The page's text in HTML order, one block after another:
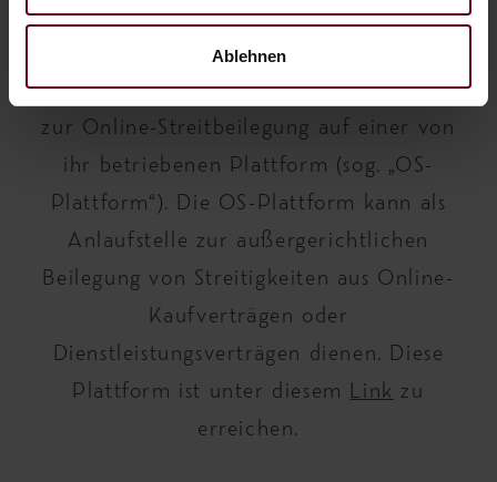
Ablehnen
Informationen zur Online-Streitbeilegung
gemäß Art. 14. Abs. 1 ODR-VO:
Die EU-Kommission bietet die Möglichkeit
zur Online-Streitbeilegung auf einer von
ihr betriebenen Plattform (sog. „OS-
Plattform“). Die OS-Plattform kann als
Anlaufstelle zur außergerichtlichen
Beilegung von Streitigkeiten aus Online-
Kaufverträgen oder
Dienstleistungsverträgen dienen. Diese
Plattform ist unter diesem Link zu
erreichen.